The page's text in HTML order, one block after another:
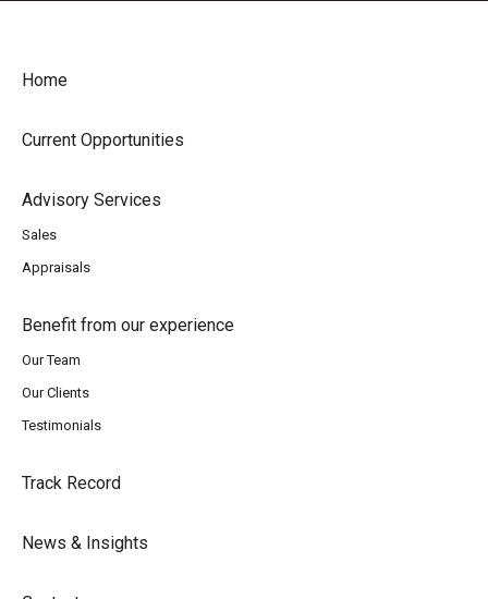
Home
Current Opportunities
Advisory Services
Sales
Appraisals
Benefit from our experience
Our Team
Our Clients
Testimonials
Track Record
News & Insights